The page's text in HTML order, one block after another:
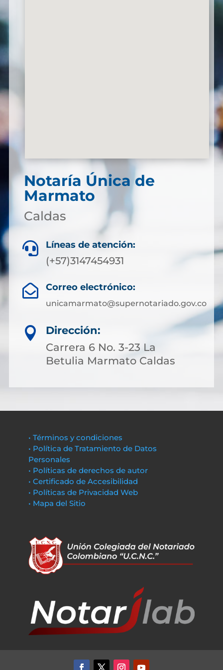
Notaría Única de
Marmato
Caldas
 Líneas de atención:
(+57)3147454931
 Correo electrónico:
unicamarmato@supernotariado.gov.co

Dirección:
Carrera 6 No. 3-23 La
Betulia Marmato Caldas
• Términos y condiciones
• Política de Tratamiento de Datos
Personales
• Políticas de derechos de autor
• Certificado de Accesibilidad
• Políticas de Privacidad Web
• Mapa del Sitio